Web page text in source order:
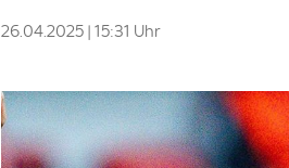
26.04.2025 | 15:31 Uhr